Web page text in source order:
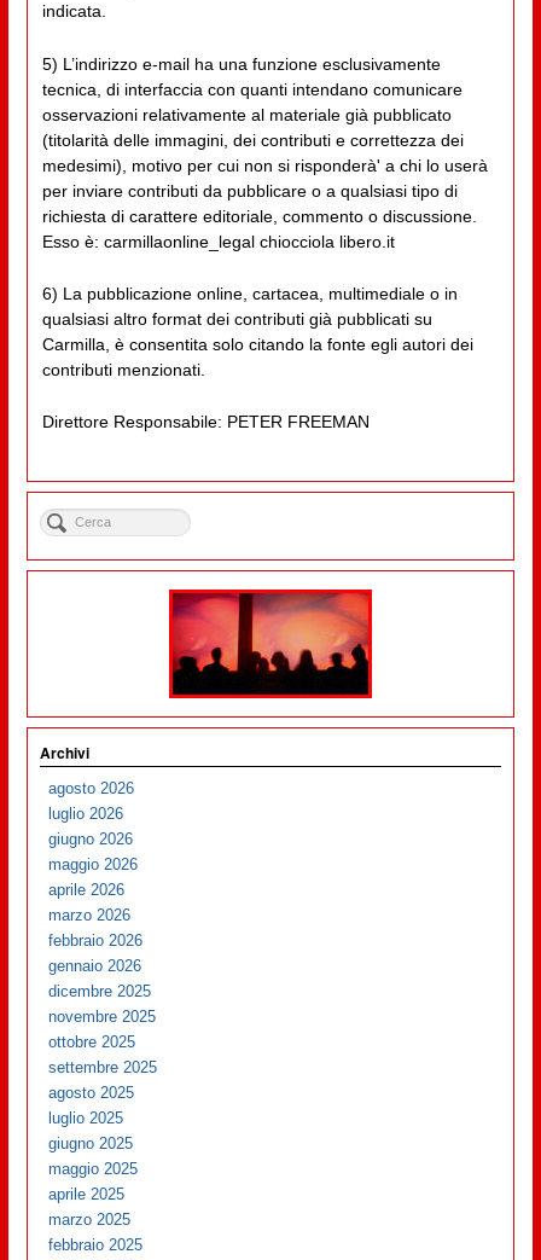
indicata.
5) L’indirizzo e-mail ha una funzione esclusivamente
tecnica, di interfaccia con quanti intendano comunicare
osservazioni relativamente al materiale già pubblicato
(titolarità delle immagini, dei contributi e correttezza dei
medesimi), motivo per cui non si risponderà' a chi lo userà
per inviare contributi da pubblicare o a qualsiasi tipo di
richiesta di carattere editoriale, commento o discussione.
Esso è: carmillaonline_legal chiocciola libero.it
6) La pubblicazione online, cartacea, multimediale o in
qualsiasi altro format dei contributi già pubblicati su
Carmilla, è consentita solo citando la fonte egli autori dei
contributi menzionati.
Direttore Responsabile: PETER FREEMAN
Archivi
agosto 2026
luglio 2026
giugno 2026
maggio 2026
aprile 2026
marzo 2026
febbraio 2026
gennaio 2026
dicembre 2025
novembre 2025
ottobre 2025
settembre 2025
agosto 2025
luglio 2025
giugno 2025
maggio 2025
aprile 2025
marzo 2025
febbraio 2025